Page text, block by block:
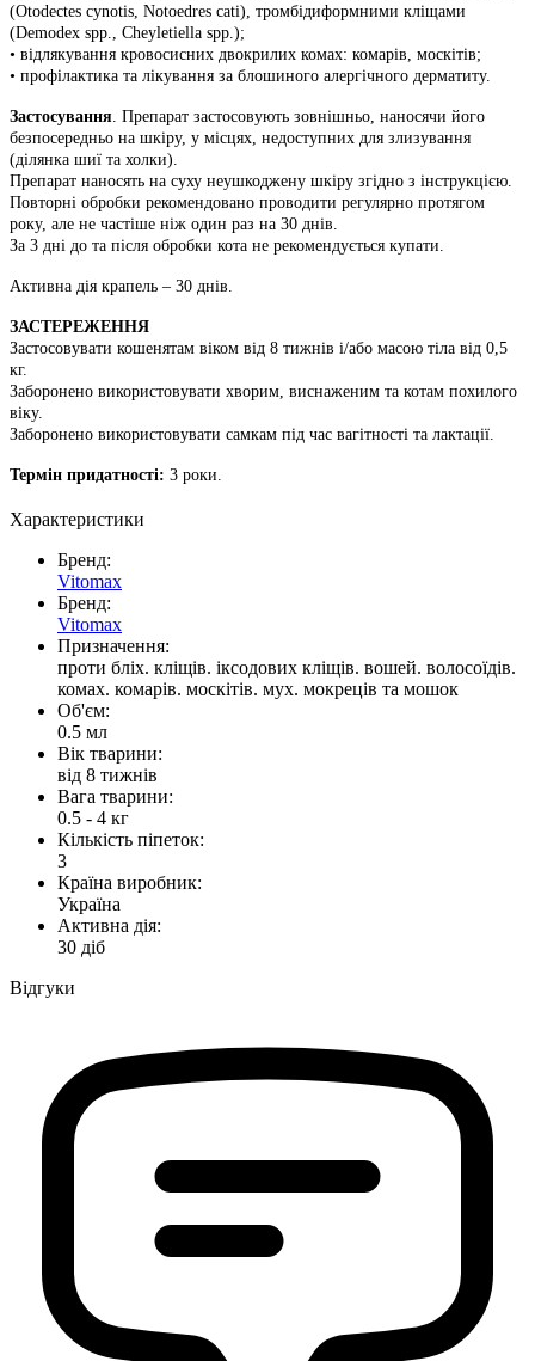
(Otodectes cynotis, Notoedres cati), тромбiдиформними клiщами
(Demodex spp., Cheyletiella spp.);
• відлякування кровосисних двокрилих комах: комарів, москітів;
• профiлактика та лiкування за блошиного алергiчного дерматиту.
Застосування . Препарат застосовують зовнiшньо, наносячи його
безпосередньо на шкіру, у місцях, недоступних для злизування
(ділянка шиї та холки).
Препарат наносять на суху неушкоджену шкіру згідно з інструкцією.
Повторні обробки рекомендовано проводити регулярно протягом
року, але не частiше нiж один раз на 30 днiв.
За 3 дні до та після обробки кота не рекомендується купати.
Активна дія крапель – 30 днів.
ЗАСТЕРЕЖЕННЯ
Застосовувати кошенятам віком від 8 тижнів і/або масою тіла від 0,5
кг.
Заборонено використовувати хворим, виснаженим та котам похилого
віку.
Заборонено використовувати самкам під час вагітності та лактації.
Термiн придатностi: 3 роки.
Характеристики
Бренд:
Vitomax
Бренд:
Vitomax
Призначення:
проти бліх. кліщів. іксодових кліщів. вошей. волосоїдів.
комах. комарів. москітів. мух. мокреців та мошок
Об'єм:
0.5 мл
Вік тварини:
від 8 тижнів
Вага тварини:
0.5 - 4 кг
Кількість піпеток:
3
Країна виробник:
Україна
Активна дія:
30 діб
Відгуки